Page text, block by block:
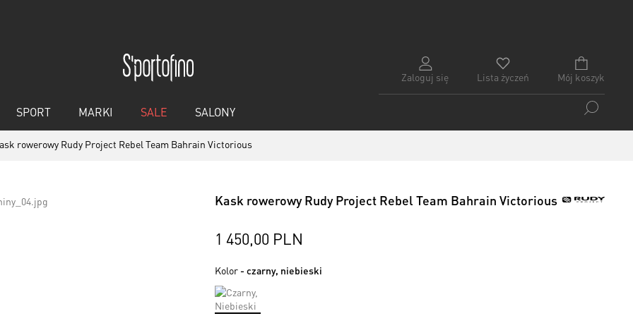
Zaloguj się Mój koszyk
Lista życzeń
SPORT MARKI SALE SALONY
rowerowy Rudy Project Rebel Team Bahrain Victorious
Kask rowerowy Rudy Project Rebel Team Bahrain Victorious
1 450,00 PLN
Kolor - czarny, niebieski